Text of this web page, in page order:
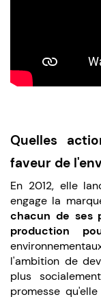
Quelles
faveur de
En 2012, elle
engage la
chacun de ses
production
l'ambition de
plus
promesse